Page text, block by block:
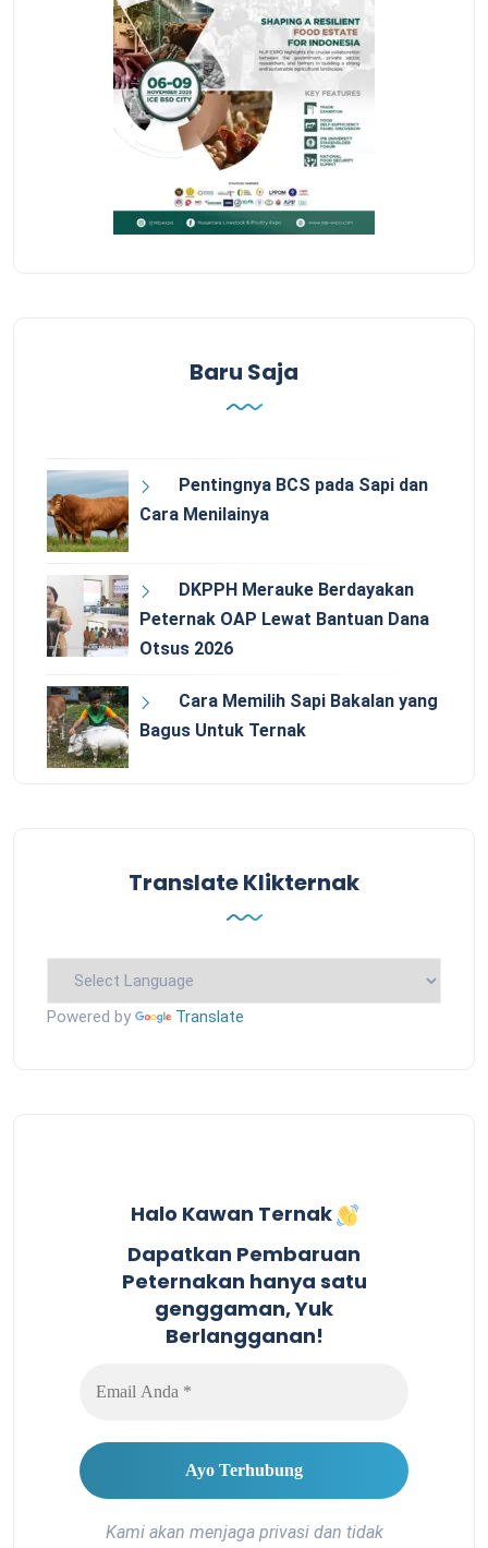
Baru Saja
Pentingnya BCS pada Sapi dan
Cara Menilainya
DKPPH Merauke Berdayakan
Peternak OAP Lewat Bantuan Dana
Otsus 2026
Cara Memilih Sapi Bakalan yang
Bagus Untuk Ternak
Translate Klikternak
Powered by Translate
Halo Kawan Ternak
Dapatkan Pembaruan
Peternakan hanya satu
genggaman, Yuk
Berlangganan!
Kami akan menjaga privasi dan tidak